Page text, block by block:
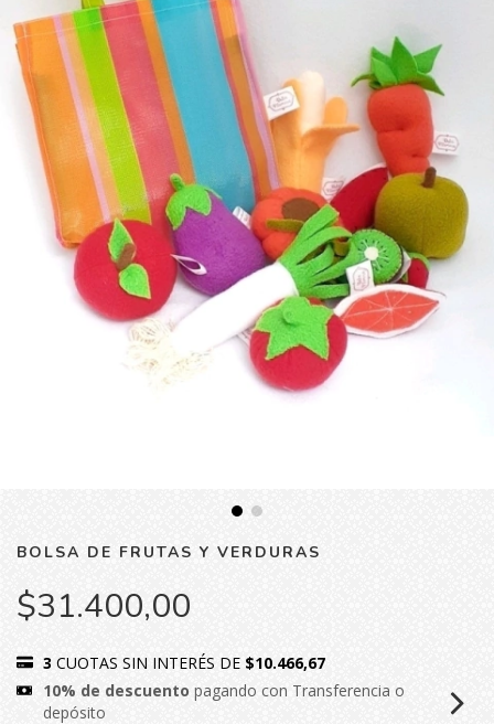
BOLSA DE FRUTAS Y VERDURAS
$31.400,00
3 CUOTAS SIN INTERÉS DE $10.466,67
10% de descuento pagando con Transferencia o
depósito